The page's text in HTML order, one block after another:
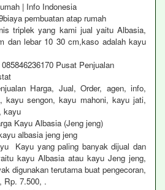
| Info Indonesia
pembuatan atap rumah
triplek yang kami jual yaitu Albasia,
dan lebar 10 30 cm,kaso adalah kayu
Pusat Penjualan
Harga, Jual, Order, agen, info,
kayu sengon, kayu mahoni, kayu jati,
kayu
Kayu Albasia (Jeng jeng)
albasia jeng jeng
Kayu yang paling banyak dijual dan
kayu Albasia atau kayu Jeng jeng,
digunakan terutama buat pengecoran,
Rp. 7.500, .